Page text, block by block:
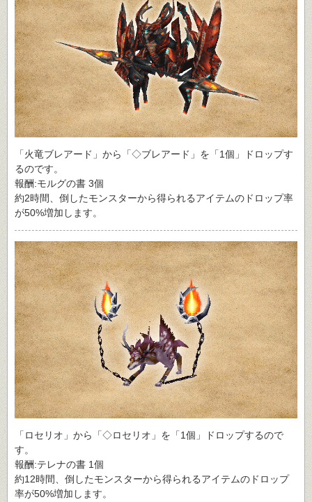
「火竜ブレアード」から「◇ブレアード」を「1個」ドロップす
るのです。
報酬:モルグの書 3個
約2時間、倒したモンスターから得られるアイテムのドロップ率
が50%増加します。
「ロセリオ」から「◇ロセリオ」を「1個」ドロップするので
す。
報酬:テレナの書 1個
約12時間、倒したモンスターから得られるアイテムのドロップ
率が50%増加します。